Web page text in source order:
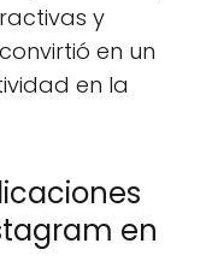
y
en un
en la
en